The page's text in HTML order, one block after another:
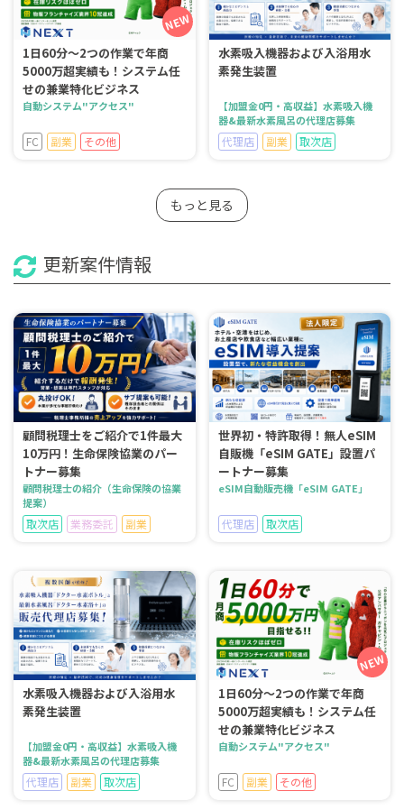
1日60分～2つの作業で年商
5000万超実績も！システム任
せの兼業特化ビジネス
自動システム"アクセス"
FC 副業 その他
水素吸入機器および入浴用水
素発生装置
【加盟金0円・高収益】水素吸入機
器&最新水素風呂の代理店募集
代理店 副業 取次店
もっと見る
更新案件情報
顧問税理士をご紹介で1件最大
10万円！生命保険協業のパー
トナー募集
顧問税理士の紹介（生命保険の協業
提案）
取次店 業務委託 副業
世界初・特許取得！無人eSIM
自販機「eSIM GATE」設置パ
ートナー募集
eSIM自動販売機「eSIM GATE」
代理店 取次店
水素吸入機器および入浴用水
素発生装置
【加盟金0円・高収益】水素吸入機
器&最新水素風呂の代理店募集
代理店 副業 取次店
1日60分～2つの作業で年商
5000万超実績も！システム任
せの兼業特化ビジネス
自動システム"アクセス"
FC 副業 その他